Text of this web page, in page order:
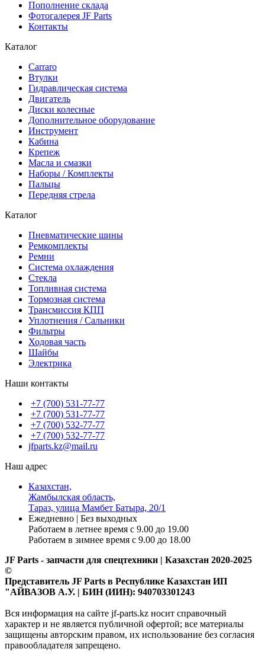
Пополнение склада
Фотогалерея JF Parts
Контакты
Каталог
Carraro
Втулки
Гидравлическая система
Двигатель
Диски колесные
Дополнительное оборудование
Инструмент
Кабина
Крепеж
Масла и смазки
Наборы / Комплекты
Пальцы
Передняя стрела
Каталог
Пневматические шины
Ремкомплекты
Ремни
Система охлаждения
Стекла
Топливная система
Тормозная система
Трансмиссия КПП
Уплотнения / Сальники
Фильтры
Ходовая часть
Шайбы
Электрика
Наши контакты
+7 (700) 531-77-77
+7 (700) 531-77-77
+7 (700) 532-77-77
+7 (700) 532-77-77
jfparts.kz@mail.ru
Наш адрес
Казахстан,
Жамбылская область,
Тараз, улица Мамбет Батыра, 20/1
Ежедневно | Без выходных
Работаем в летнее время с 9.00 до 19.00
Работаем в зимнее время с 9.00 до 18.00
JF Parts - запчасти для спецтехники | Казахстан 2020-2025
©
Представитель JF Parts в Республике Казахстан ИП
"АЙВАЗОВ А.У. | БИН (ИИН): 940703301243
Вся информация на сайте jf-parts.kz носит справочный
характер и не является публичной офертой; все материалы
защищены авторским правом, их использование без согласия
правообладателя запрещено.